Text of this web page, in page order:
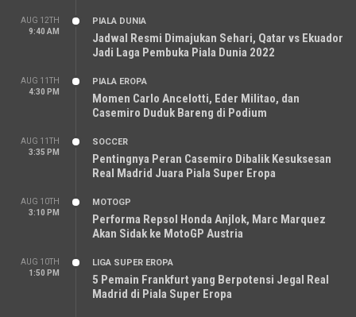
AUG 12TH
9:40 AM
PIALA DUNIA
Jadwal Resmi Dimajukan Sehari, Qatar vs Ekuador
Jadi Laga Pembuka Piala Dunia 2022
AUG 11TH
4:30 PM
PIALA EROPA
Momen Carlo Ancelotti, Eder Militao, dan
Casemiro Duduk Bareng di Podium
AUG 11TH
3:35 PM
SOCCER
Pentingnya Peran Casemiro Dibalik Kesuksesan
Real Madrid Juara Piala Super Eropa
AUG 10TH
3:10 PM
MOTOGP
Performa Repsol Honda Anjlok, Marc Marquez
Akan Sidak ke MotoGP Austria
AUG 10TH
1:50 PM
LIGA SUPER EROPA
5 Pemain Frankfurt yang Berpotensi Jegal Real
Madrid di Piala Super Eropa